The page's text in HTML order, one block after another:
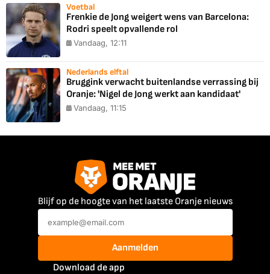
Voetbal
Frenkie de Jong weigert wens van Barcelona:
Rodri speelt opvallende rol
Vandaag, 12:11
Nederlands elftal
Bruggink verwacht buitenlandse verrassing bij
Oranje: 'Nigel de Jong werkt aan kandidaat'
Vandaag, 11:15
Blijf op de hoogte van het laatste Oranje nieuws
Aanmelden
Download de app